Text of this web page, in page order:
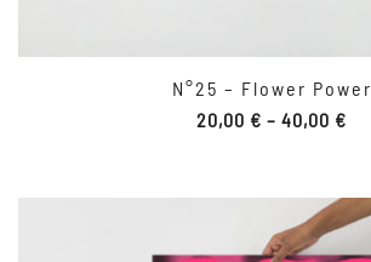
N°25 – Flower Power
20,00 € – 40,00 €